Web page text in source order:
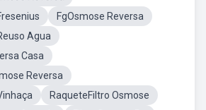
FgOsmose Reversa
Agua
Casa
Reversa
RaqueteFiltro Osmose